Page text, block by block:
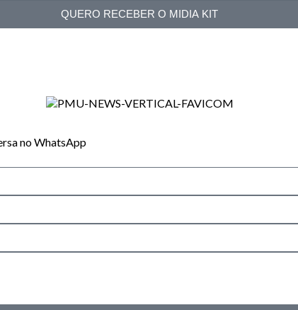
QUERO RECEBER O MIDIA KIT
no WhatsApp